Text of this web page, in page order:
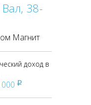
38-
Магнит
доход в
pуб